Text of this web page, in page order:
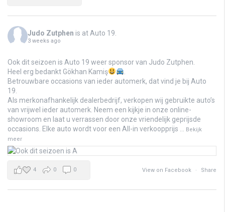
Judo Zutphen is at Auto 19.
3 weeks ago
Ook dit seizoen is Auto 19 weer sponsor van Judo Zutphen.
Heel erg bedankt Gökhan Kamiş
Betrouwbare occasions van ieder automerk, dat vind je bij Auto
19.
Als merkonafhankelijk dealerbedrijf, verkopen wij gebruikte auto’s
van vrijwel ieder automerk. Neem een kijkje in onze online-
showroom en laat u verrassen door onze vriendelijk geprijsde
occasions. Elke auto wordt voor een All-in verkoopprijs
Bekijk
meer
View on Facebook · Share
4 0 0